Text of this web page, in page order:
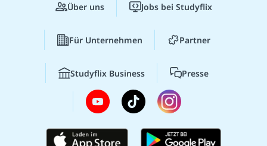
Über uns Jobs bei Studyflix
Für Unternehmen Partner
Studyflix Business Presse